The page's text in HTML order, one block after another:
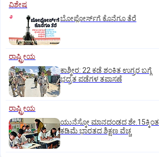
ವಿಶೇಷ
ಬೋಫೋರ್ಸ್‌ಗೆ ಕೊನೆಗೂ ತೆರೆ
ರಾಷ್ಟ್ರೀಯ
ಕಾಶ್ಮೀರ: 22 ಕಡೆ ಶಂಕಿತ ಉಗ್ರರ ಬಗ್ಗೆ
ಭದ್ರತ ಪಡೆಗಳ ತಪಾಸಣೆ
ರಾಷ್ಟ್ರೀಯ
ಯುನೆಸ್ಕೋ ಮಾನದಂಡದ ಶೇ.15ಕ್ಕಿಂತ
ಕಡಿಮೆ ಭಾರತದ ಶಿಕ್ಷಣ ವೆಚ್ಚ